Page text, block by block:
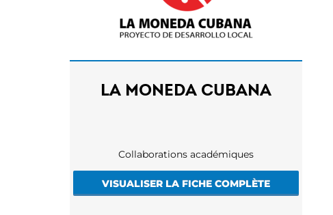
LA MONEDA CUBANA
Collaborations académiques
VISUALISER LA FICHE COMPLÈTE